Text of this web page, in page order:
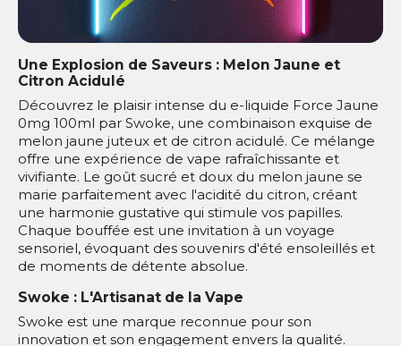
Une Explosion de Saveurs : Melon Jaune et
Citron Acidulé
Découvrez le plaisir intense du e-liquide Force Jaune
0mg 100ml par Swoke, une combinaison exquise de
melon jaune juteux et de citron acidulé. Ce mélange
offre une expérience de vape rafraîchissante et
vivifiante. Le goût sucré et doux du melon jaune se
marie parfaitement avec l'acidité du citron, créant
une harmonie gustative qui stimule vos papilles.
Chaque bouffée est une invitation à un voyage
sensoriel, évoquant des souvenirs d'été ensoleillés et
de moments de détente absolue.
Swoke : L'Artisanat de la Vape
Swoke est une marque reconnue pour son
innovation et son engagement envers la qualité.